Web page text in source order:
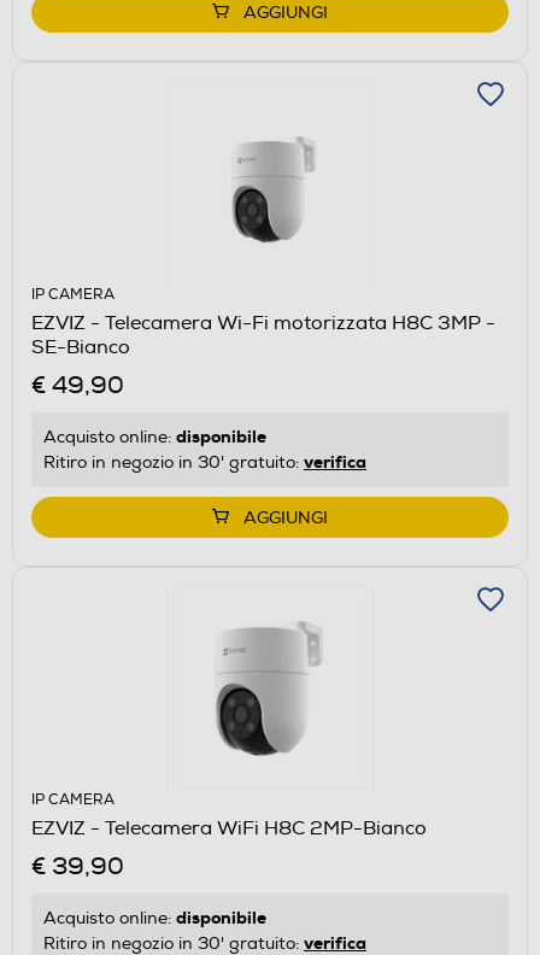
AGGIUNGI
IP CAMERA
EZVIZ - Telecamera Wi-Fi motorizzata H8C 3MP -
SE-Bianco
€ 49,90
Acquisto online: disponibile
Ritiro in negozio in 30' gratuito: verifica
AGGIUNGI
IP CAMERA
EZVIZ - Telecamera WiFi H8C 2MP-Bianco
€ 39,90
Acquisto online: disponibile
Ritiro in negozio in 30' gratuito: verifica